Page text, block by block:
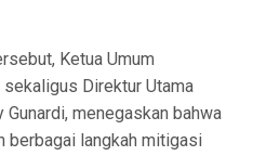
Ketua Umum
sekaligus Direktur Utama
Gunardi, menegaskan bahwa
berbagai langkah mitigasi